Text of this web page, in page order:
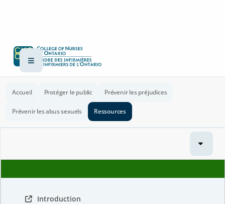
Accueil Protéger le public Prévenir les préjudices
Prévenir les abus sexuels Ressources
Introduction